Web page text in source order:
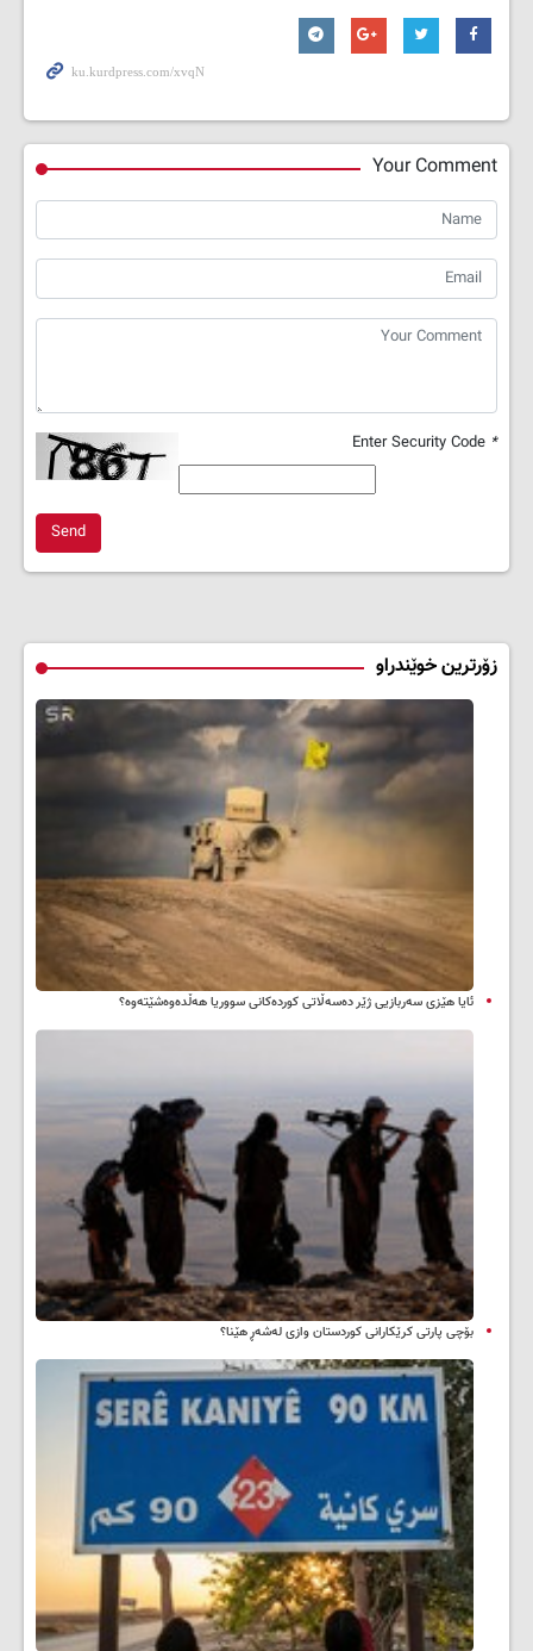
Your Comment
*
Send
زۆرترین خوێندراو
ئایا هێزی سەربازیی ژێر دەسەڵاتی کوردەکانی سووریا هەڵدەوەشێتەوە؟
بۆچی پارتی کرێکارانی کوردستان وازی لەشەڕ هێنا؟